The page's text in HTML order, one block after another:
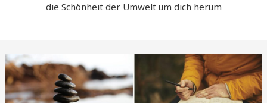
die Schönheit der Umwelt um dich herum